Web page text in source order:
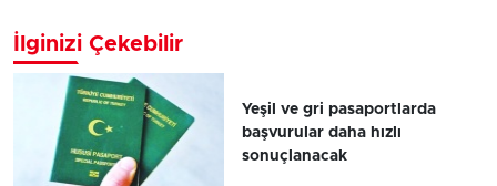
İlginizi Çekebilir
Yeşil ve gri pasaportlarda
başvurular daha hızlı
sonuçlanacak